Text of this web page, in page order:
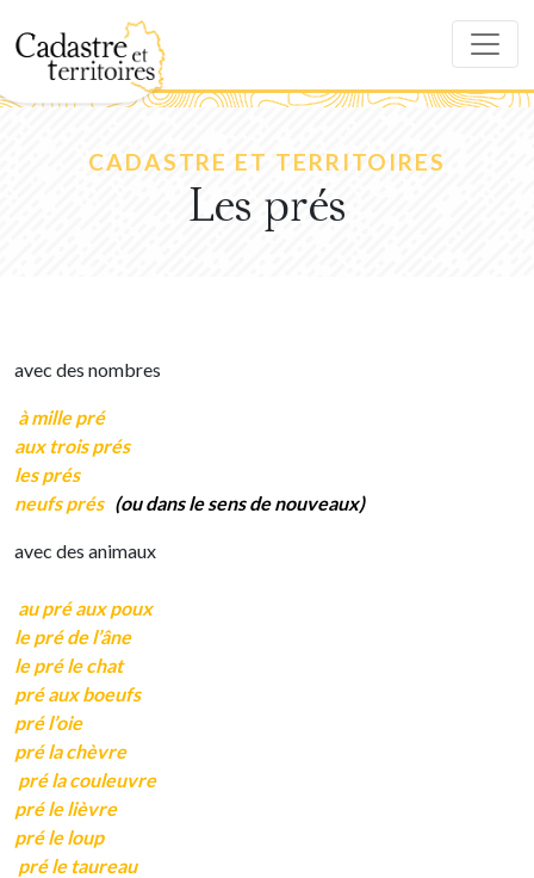
CADASTRE ET TERRITOIRES
Les prés
avec des nombres
à mille pré
aux trois prés
les prés
neufs prés (ou dans le sens de nouveaux)
avec des animaux
au pré aux poux
le pré de l’âne
le pré le chat
pré aux boeufs
pré l’oie
pré la chèvre
pré la couleuvre
pré le lièvre
pré le loup
pré le taureau